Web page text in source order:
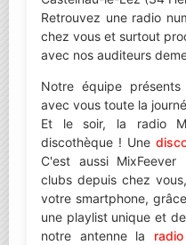
Retrouvez une radio
chez vous et surtout
avec nos auditeurs
Notre équipe
avec vous toute la
Et le soir, la radio
discothèque ! Une
C'est aussi
clubs depuis chez
votre smartphone,
une playlist unique et
notre antenne la